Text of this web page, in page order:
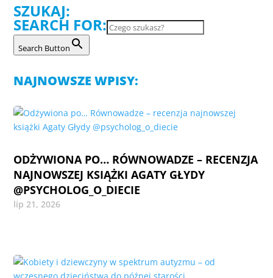
SZUKAJ:
SEARCH FOR:
Search Button
NAJNOWSZE WPISY:
ODŻYWIONA PO… RÓWNOWADZE – RECENZJA
NAJNOWSZEJ KSIĄŻKI AGATY GŁYDY
@PSYCHOLOG_O_DIECIE
lip 21, 2026